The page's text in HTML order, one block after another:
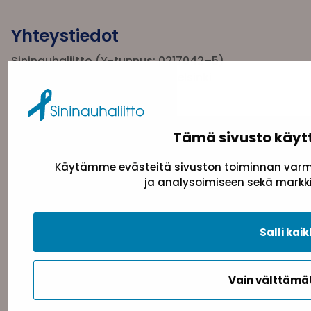
Tämä sivusto
Käytämme evästeitä sivuston toiminnan
ja analysoimiseen sekä
Vain
Salli
Yhteystiedot
Sininauhaliitto (Y-tunnus: 0217042–5)
toimisto@sininauha.fi
Tietosuojaseloste Evästeseloste